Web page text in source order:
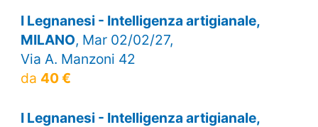
I Legnanesi - Intelligenza artigianale,
MILANO, Mar 02/02/27,
Via A. Manzoni 42
da 40 €
I Legnanesi - Intelligenza artigianale,